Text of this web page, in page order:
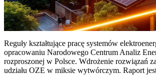
Reguły kształtujące pracę systemów
opracowaniu Narodowego Centrum Analiz
rozproszonej w Polsce. Wdrożenie rozwiązań
udziału OZE w miksie wytwórczym. Raport